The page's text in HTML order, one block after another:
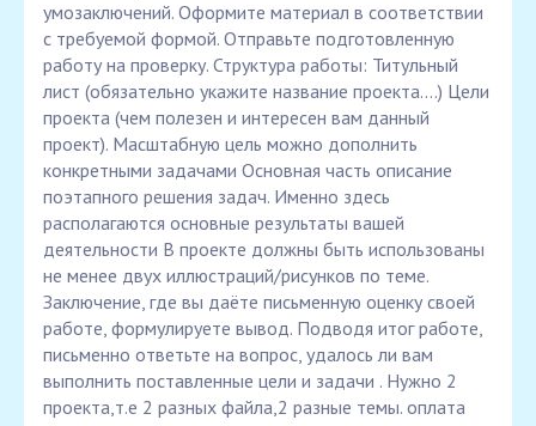
умозаключений. Оформите материал в соответствии
с требуемой формой. Отправьте подготовленную
работу на проверку. Структура работы: Титульный
лист (обязательно укажите название проекта....) Цели
проекта (чем полезен и интересен вам данный
проект). Масштабную цель можно дополнить
конкретными задачами Основная часть описание
поэтапного решения задач. Именно здесь
располагаются основные результаты вашей
деятельности В проекте должны быть использованы
не менее двух иллюстраций/рисунков по теме.
Заключение, где вы даёте письменную оценку своей
работе, формулируете вывод. Подводя итог работе,
письменно ответьте на вопрос, удалось ли вам
выполнить поставленные цели и задачи . Нужно 2
проекта,т.е 2 разных файла,2 разные темы. оплата